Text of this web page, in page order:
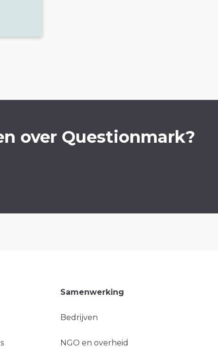
over Questionmark?
Samenwerking
Bedrijven
NGO en overheid